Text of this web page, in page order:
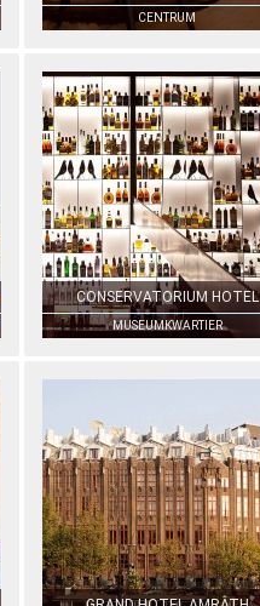
CENTRUM
CONSERVATORIUM HOTEL
MUSEUMKWARTIER